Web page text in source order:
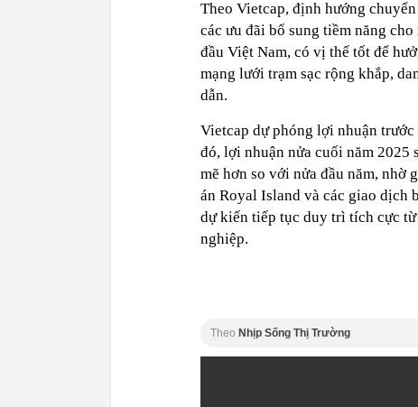
Theo Vietcap, định hướng
các ưu đãi bổ sung tiềm năng
đầu Việt Nam, có vị thế tốt để
mạng lưới trạm sạc rộng khắp,
dẫn.
Vietcap dự phóng lợi nhuận
đó, lợi nhuận nửa cuối năm 2025
mẽ hơn so với nửa đầu năm, nhờ
án Royal Island và các giao dịch
dự kiến tiếp tục duy trì tích cực
nghiệp.
Theo Nhịp Sống Thị Trường